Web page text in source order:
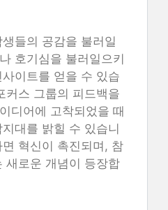
들의 공감을 불러일
호기심을 불러일으키
이트를 얻을 수 있습
커스 그룹의 피드백을
디어에 고착되었을 때
대를 밝힐 수 있습니
혁신이 촉진되며, 참
새로운 개념이 등장합